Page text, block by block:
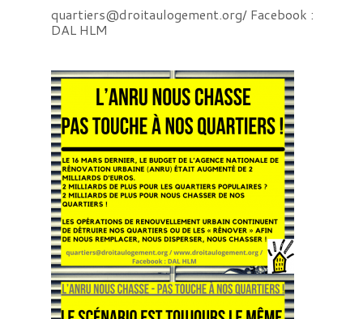
quartiers@droitaulogement.org/ Facebook :
DAL HLM